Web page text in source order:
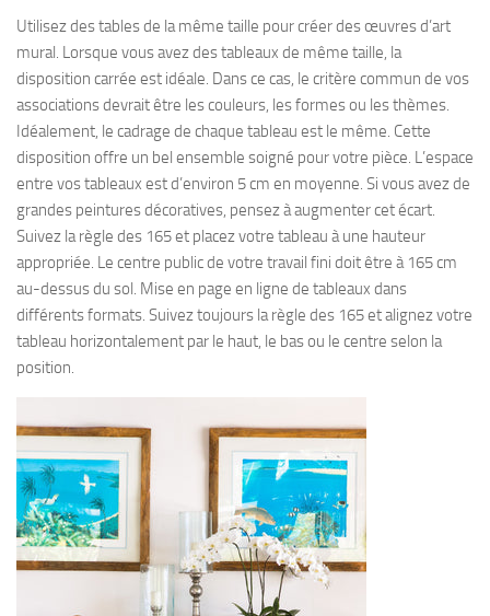
Utilisez des tables de la même taille pour créer des œuvres d’art
mural. Lorsque vous avez des tableaux de même taille, la
disposition carrée est idéale. Dans ce cas, le critère commun de vos
associations devrait être les couleurs, les formes ou les thèmes.
Idéalement, le cadrage de chaque tableau est le même. Cette
disposition offre un bel ensemble soigné pour votre pièce. L’espace
entre vos tableaux est d’environ 5 cm en moyenne. Si vous avez de
grandes peintures décoratives, pensez à augmenter cet écart.
Suivez la règle des 165 et placez votre tableau à une hauteur
appropriée. Le centre public de votre travail fini doit être à 165 cm
au-dessus du sol. Mise en page en ligne de tableaux dans
différents formats. Suivez toujours la règle des 165 et alignez votre
tableau horizontalement par le haut, le bas ou le centre selon la
position.